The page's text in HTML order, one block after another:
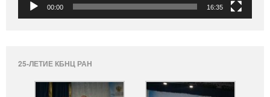
00:00 16:35
25-ЛЕТИЕ КБНЦ РАН